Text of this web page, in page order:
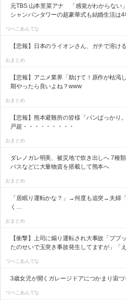
元TBS 山本里菜アナ 「感覚がわからな
シャンパンタワーの超豪華式も結婚生活は
つべこあんてな
【悲報】日本のライオンさん、ガチで溶け
おまとめ
【悲報】アニメ業界「助けて！原作が枯
期やったら良いよね？www
おまとめ
【悲報】熊本避難所の皆様「パンばっかり
戸超・・・・・・・・・
おまとめ
ダレノガレ明美、被災地で炊き出しへ 7種
バスなどに大量物資を搭載して熊本へ
おまとめ
「居眠り運転かな？」→何度も追突→夫婦
く…
おまとめ
【衝撃】上司に煽り運転され大事故「プ
たのせいで玉突き事故発生してますが」「え
つべこあんてな
3歳女児が開くガレージドアにつかまり宙づ
つべこあんてな